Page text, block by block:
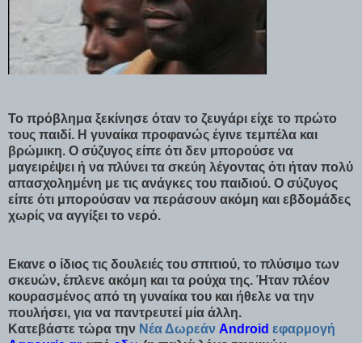
Το πρόβλημα ξεκίνησε όταν το ζευγάρι είχε το πρώτο
τους παιδί. Η γυναίκα προφανώς έγινε τεμπέλα και
βρώμικη. Ο σύζυγος είπε ότι δεν μπορούσε να
μαγειρέψει ή να πλύνει τα σκεύη λέγοντας ότι ήταν πολύ
απασχολημένη με τις ανάγκες του παιδιού. Ο σύζυγος
είπε ότι μπορούσαν να περάσουν ακόμη και εβδομάδες
χωρίς να αγγίξει το νερό.
Εκανε ο ίδιος τις δουλειές του σπιτιού, το πλύσιμο των
σκευών, έπλενε ακόμη και τα ρούχα της. Ήταν πλέον
κουρασμένος από τη γυναίκα του και ήθελε να την
πουλήσει, για να παντρευτεί μία άλλη.
Κατεβάστε τώρα την Νέα Δωρεάν Android εφαρμογή